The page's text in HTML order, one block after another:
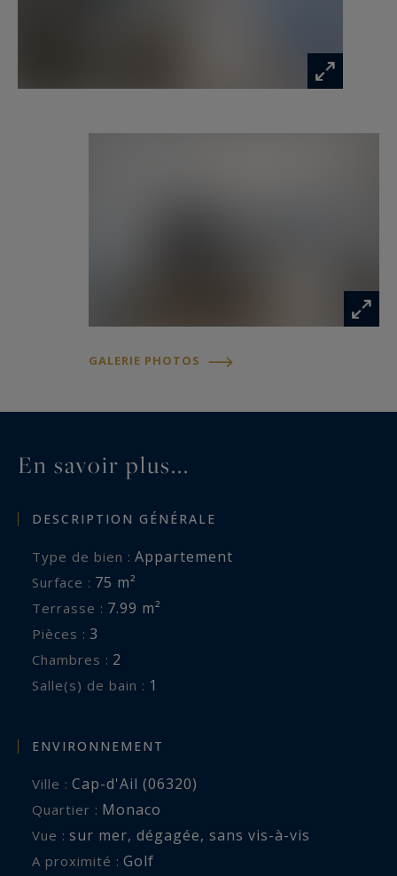
de qualité ou un investissement immobilier à
bien est exposé sont disponibles sur :
GALERIE PHOTOS
En savoir plus...
DESCRIPTION GÉNÉRALE
Type de bien : Appartement
Surface : 75 m²
Terrasse : 7.99 m²
Pièces : 3
Chambres : 2
Salle(s) de bain : 1
ENVIRONNEMENT
Ville : Cap-d'Ail (06320)
Quartier : Monaco
Vue : sur mer, dégagée, sans vis-à-vis
A proximité : Golf